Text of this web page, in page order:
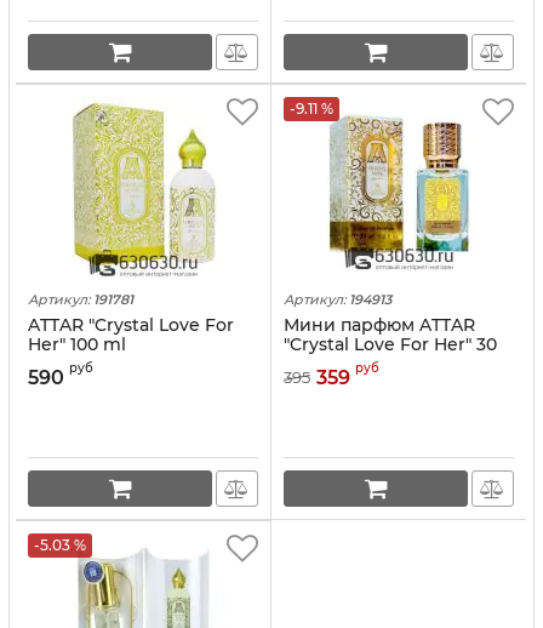
Артикул: 191781
ATTAR "Crystal Love For
Her" 100 ml
590 руб
-9.11 %
Артикул: 194913
Мини парфюм ATTAR
"Crystal Love For Her" 30
395 359 руб
-5.03 %